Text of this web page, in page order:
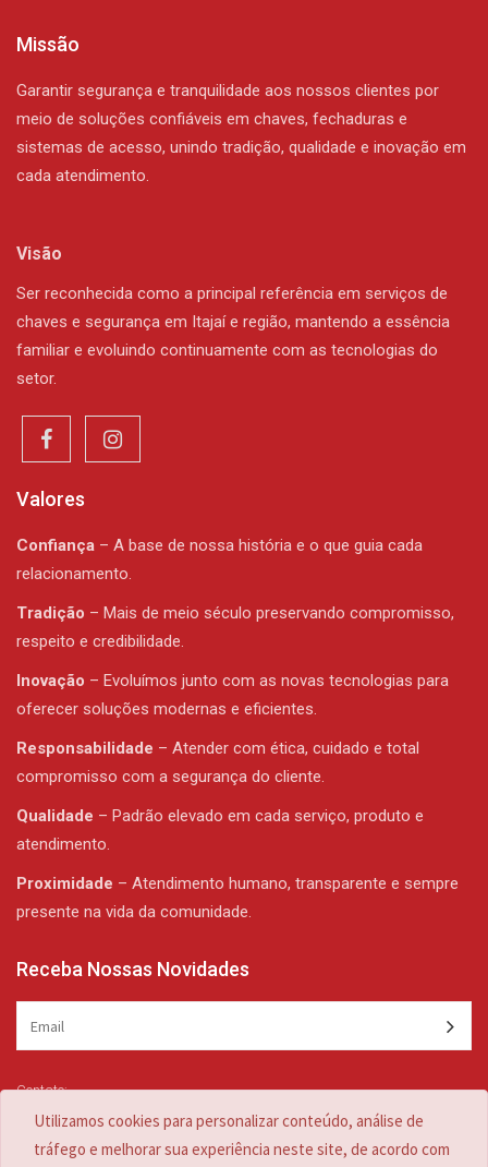
Missão
Garantir segurança e tranquilidade aos nossos clientes por
meio de soluções confiáveis em chaves, fechaduras e
sistemas de acesso, unindo tradição, qualidade e inovação em
cada atendimento.
Visão
Ser reconhecida como a principal referência em serviços de
chaves e segurança em Itajaí e região, mantendo a essência
familiar e evoluindo continuamente com as tecnologias do
setor.
Valores
Confiança – A base de nossa história e o que guia cada
relacionamento.
Tradição – Mais de meio século preservando compromisso,
respeito e credibilidade.
Inovação – Evoluímos junto com as novas tecnologias para
oferecer soluções modernas e eficientes.
Responsabilidade – Atender com ética, cuidado e total
compromisso com a segurança do cliente.
Qualidade – Padrão elevado em cada serviço, produto e
atendimento.
Proximidade – Atendimento humano, transparente e sempre
presente na vida da comunidade.
Receba Nossas Novidades
Contato:
(47) 3344-1839 /
(47) 3344-1839
zulian@zulian.com.br
Utilizamos cookies para personalizar conteúdo, análise de
tráfego e melhorar sua experiência neste site, de acordo com